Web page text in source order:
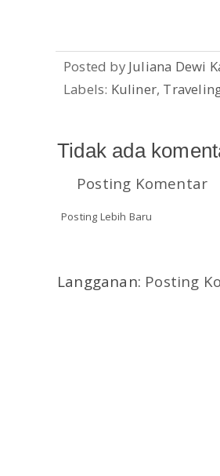
Posted by Juliana Dewi
Labels: Kuliner,
Tidak ada
Posting Komentar
Posting Lebih Baru
Langganan: Posting